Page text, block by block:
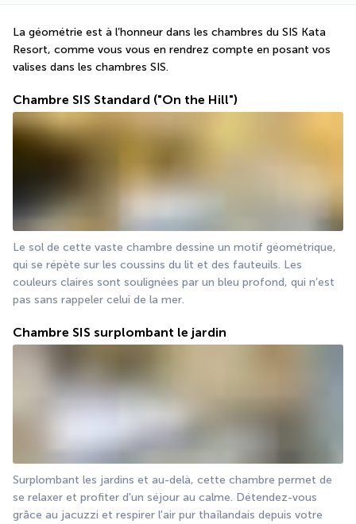
La géométrie est à l’honneur dans les chambres du SIS Kata
Resort, comme vous vous en rendrez compte en posant vos
valises dans les chambres SIS.
Chambre SIS Standard ("On the Hill")
Le sol de cette vaste chambre dessine un motif géométrique,
qui se répète sur les coussins du lit et des fauteuils. Les
couleurs claires sont soulignées par un bleu profond, qui n’est
pas sans rappeler celui de la mer.
Chambre SIS surplombant le jardin
Surplombant les jardins et au-delà, cette chambre permet de
se relaxer et profiter d'un séjour au calme. Détendez-vous
grâce au jacuzzi et respirer l'air pur thaïlandais depuis votre